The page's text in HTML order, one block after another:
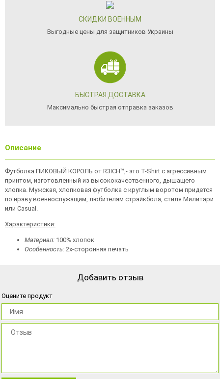
СКИДКИ ВОЕННЫМ
Выгодные цены для защитников Украины
БЫСТРАЯ ДОСТАВКА
Максимально быстрая отправка заказов
Описание
Футболка ПИКОВЫЙ КОРОЛЬ от R3ICH™,- это T-Shirt с агрессивным
принтом, изготовленный из высококачественного, дышащего
хлопка. Мужская, хлопковая футболка с круглым воротом придется
по нраву военнослужащим, любителям страйкбола, стиля Милитари
или Casual.
Характеристики:
Материал: 100% хлопок
Особенность: 2х-сторонняя печать
Добавить отзыв
Оцените продукт